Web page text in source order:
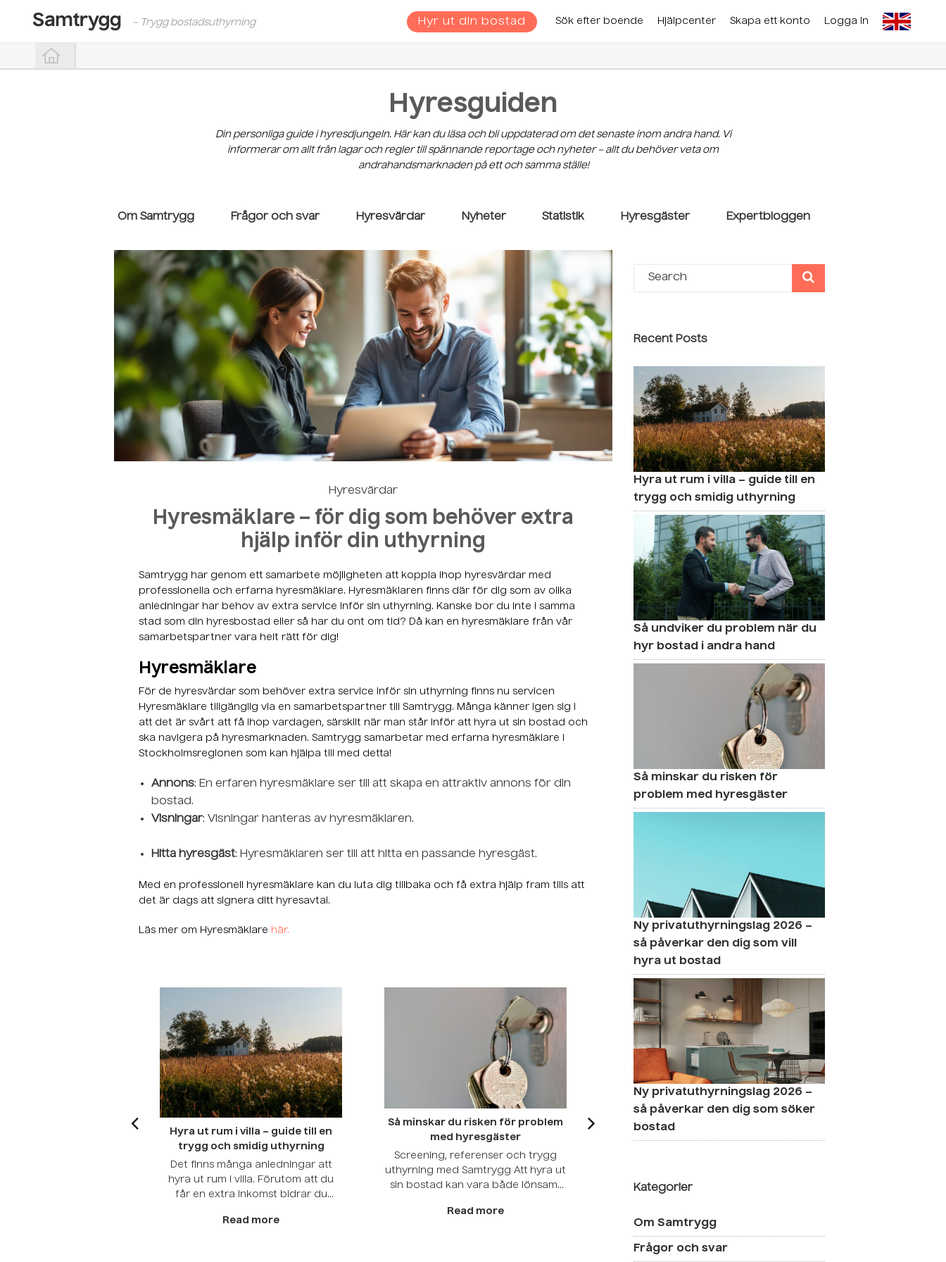
– Trygg bostadsuthyrning Hyr ut din bostad Sök efter boende Hjälpcenter Skapa ett konto Logga In
Hyresguiden
Din personliga guide i hyresdjungeln. Här kan du läsa och bli uppdaterad om det senaste inom andra hand. Vi
informerar om allt från lagar och regler till spännande reportage och nyheter – allt du behöver veta om
andrahandsmarknaden på ett och samma ställe!
Om Samtrygg Frågor och svar Hyresvärdar Nyheter Statistik Hyresgäster Expertbloggen
Hyresvärdar
Hyresmäklare – för dig som behöver extra
hjälp inför din uthyrning
Samtrygg har genom ett samarbete möjligheten att koppla ihop hyresvärdar med
professionella och erfarna hyresmäklare. Hyresmäklaren finns där för dig som av olika
anledningar har behov av extra service inför sin uthyrning. Kanske bor du inte i samma
stad som din hyresbostad eller så har du ont om tid? Då kan en hyresmäklare från vår
samarbetspartner vara helt rätt för dig!
Hyresmäklare
För de hyresvärdar som behöver extra service inför sin uthyrning finns nu servicen
Hyresmäklare tillgänglig via en samarbetspartner till Samtrygg. Många känner igen sig i
att det är svårt att få ihop vardagen, särskilt när man står inför att hyra ut sin bostad och
ska navigera på hyresmarknaden. Samtrygg samarbetar med erfarna hyresmäklare i
Stockholmsregionen som kan hjälpa till med detta!
Annons: En erfaren hyresmäklare ser till att skapa en attraktiv annons för din
bostad.
Visningar: Visningar hanteras av hyresmäklaren.
Hitta hyresgäst: Hyresmäklaren ser till att hitta en passande hyresgäst.
Med en professionell hyresmäklare kan du luta dig tillbaka och få extra hjälp fram tills att
det är dags att signera ditt hyresavtal.
Läs mer om Hyresmäklare här.
Hyra ut rum i villa – guide till en
trygg och smidig uthyrning
Det finns många anledningar att
hyra ut rum i villa. Förutom att du
får en extra inkomst bidrar du
bostadsmöjligheter på marknaden.
Read more
Så minskar du risken för problem
med hyresgäster
Screening, referenser och trygg
uthyrning med Samtrygg Att hyra ut
sin bostad kan vara både lönsamt
hyresvärdar oroar sig för sena
Read more
Ny privatuthyrningslag 2026 – så
Recent Posts
Hyra ut rum i villa – guide till en
trygg och smidig uthyrning
Så undviker du problem när du
hyr bostad i andra hand
Så minskar du risken för
problem med hyresgäster
Ny privatuthyrningslag 2026 –
så påverkar den dig som vill
hyra ut bostad
Ny privatuthyrningslag 2026 –
så påverkar den dig som söker
bostad
Kategorier
Om Samtrygg
Frågor och svar